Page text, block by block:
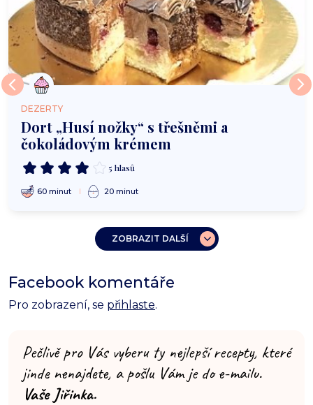
DEZERTY
Dort „Husí nožky“ s třešněmi a
čokoládovým krémem
5 hlasů
60 minut 20 minut
ZOBRAZIT DALŠÍ
Facebook komentáře
Pro zobrazení, se přihlaste.
Pečlivě pro Vás vyberu ty nejlepší recepty, které
jinde nenajdete, a pošlu Vám je do e-mailu.
Vaše Jiřinka.